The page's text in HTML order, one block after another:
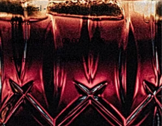
Pazartesi -
Cuma
09:00 – 18:30
Cumartesi 09.00 - 17.30
Pazar KAPALI
İsim